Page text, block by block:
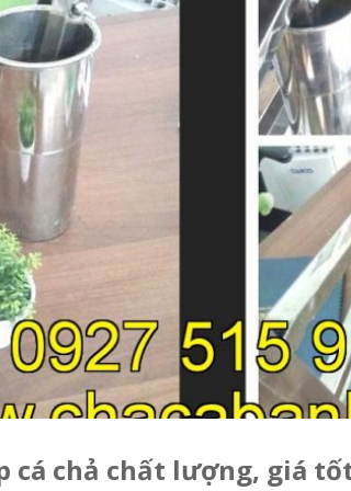
cá chả chất lượng, giá